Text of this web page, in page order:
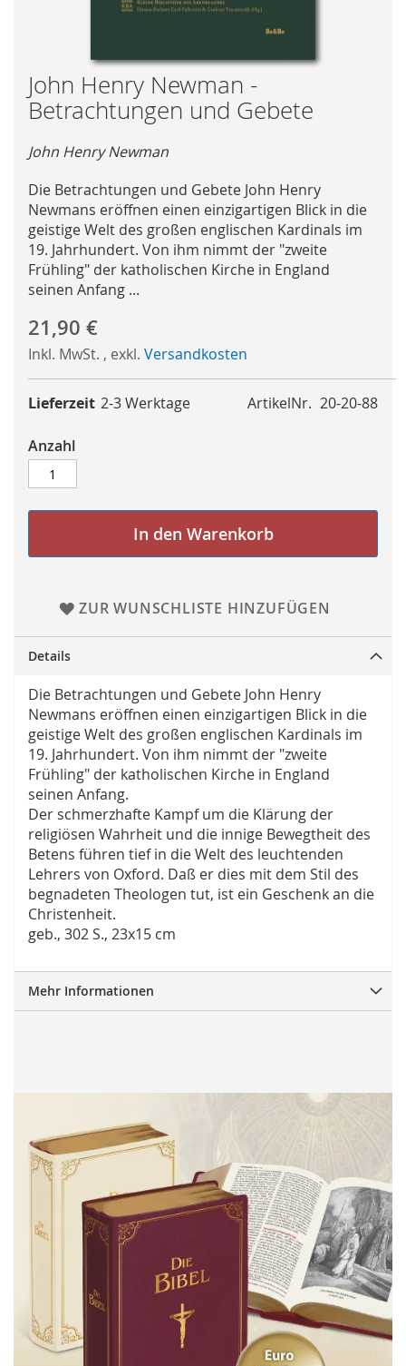
Skip
to
the
of
images
gallery
John Henry Newman -
Betrachtungen und Gebete
John Henry Newman
Die Betrachtungen und Gebete John Henry
Newmans eröffnen einen einzigartigen Blick in die
geistige Welt des großen englischen Kardinals im
19. Jahrhundert. Von ihm nimmt der "zweite
Frühling" der katholischen Kirche in England
seinen Anfang ...
21,90 €
Inkl. MwSt. , exkl. Versandkosten
ArtikelNr. 20-20-88
Lieferzeit 2-3 Werktage
Anzahl
In den Warenkorb
ZUR WUNSCHLISTE HINZUFÜGEN
Details
Die Betrachtungen und Gebete John Henry
Newmans eröffnen einen einzigartigen Blick in die
geistige Welt des großen englischen Kardinals im
19. Jahrhundert. Von ihm nimmt der "zweite
Frühling" der katholischen Kirche in England
seinen Anfang.
Der schmerzhafte Kampf um die Klärung der
religiösen Wahrheit und die innige Bewegtheit des
Betens führen tief in die Welt des leuchtenden
Lehrers von Oxford. Daß er dies mit dem Stil des
begnadeten Theologen tut, ist ein Geschenk an die
Christenheit.
geb., 302 S., 23x15 cm
Mehr Informationen